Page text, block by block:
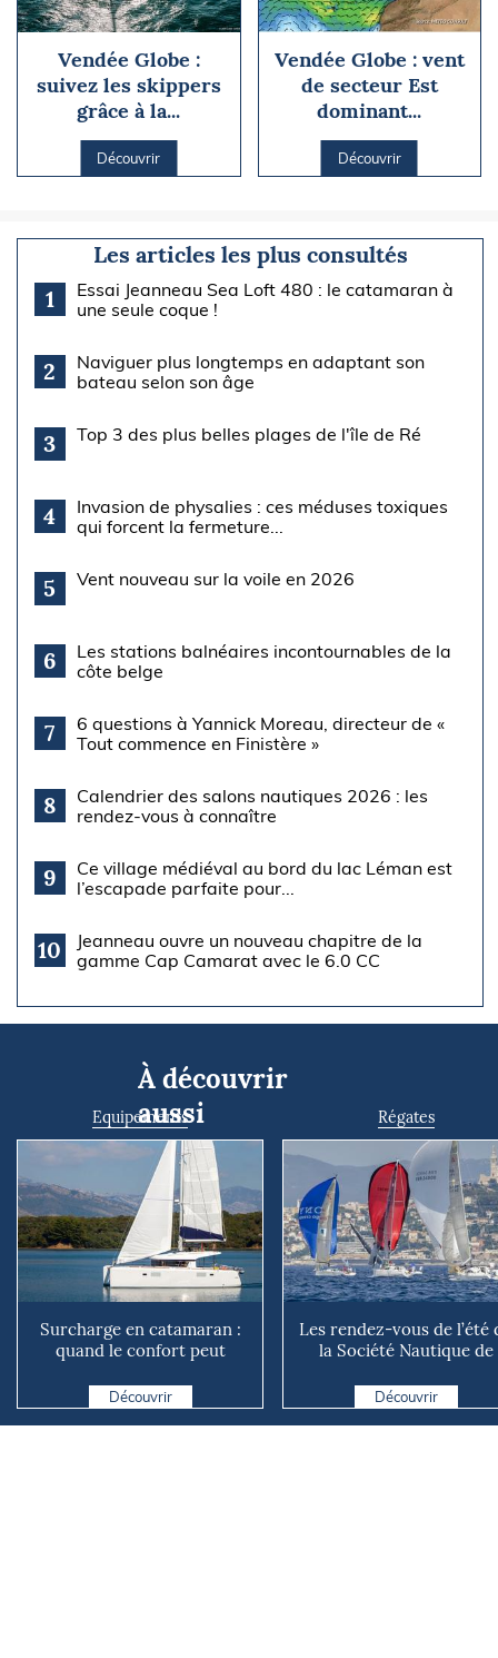
Vendée Globe :
suivez les skippers
grâce à la...
Découvrir
Vendée Globe : vent
de secteur Est
dominant...
Découvrir
Les articles les plus consultés
1
Essai Jeanneau Sea Loft 480 : le catamaran à
une seule coque !
2
Naviguer plus longtemps en adaptant son
bateau selon son âge
3 Top 3 des plus belles plages de l'île de Ré
4
Invasion de physalies : ces méduses toxiques
qui forcent la fermeture...
5 Vent nouveau sur la voile en 2026
6
Les stations balnéaires incontournables de la
côte belge
7
6 questions à Yannick Moreau, directeur de «
Tout commence en Finistère »
8
Calendrier des salons nautiques 2026 : les
rendez-vous à connaître
9
Ce village médiéval au bord du lac Léman est
l’escapade parfaite pour...
10
Jeanneau ouvre un nouveau chapitre de la
gamme Cap Camarat avec le 6.0 CC
À découvrir
aussi
Equipements
Surcharge en catamaran :
quand le confort peut
Découvrir
Régates
Les rendez-vous de l’été
la Société Nautique de
Découvrir